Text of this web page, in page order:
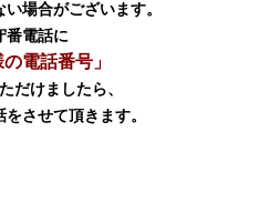
場合がございます。
番電話に
の電話番号」
だけましたら、
させて頂きます。